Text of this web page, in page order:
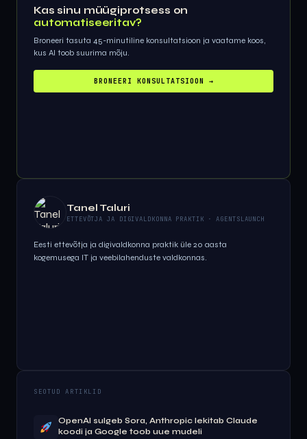
Kas sinu müügiprotsess on
automatiseeritav?
Broneeri tasuta 45-minutiline konsultatsioon ja vaatame koos,
kus AI toob suurima mõju.
BRONEERI KONSULTATSIOON →
Tanel Taluri
ETTEVÕTJA JA DIGIVALDKONNA PRAKTIK · AGENTSLAUNCH
Eesti ettevõtja ja digivaldkonna praktik üle 20 aasta
kogemusega IT ja veebilahenduste valdkonnas.
SEOTUD ARTIKLID
OpenAI sulgeb Sora, Anthropic lekitab Claude
koodi ja Google toob uue mudeli